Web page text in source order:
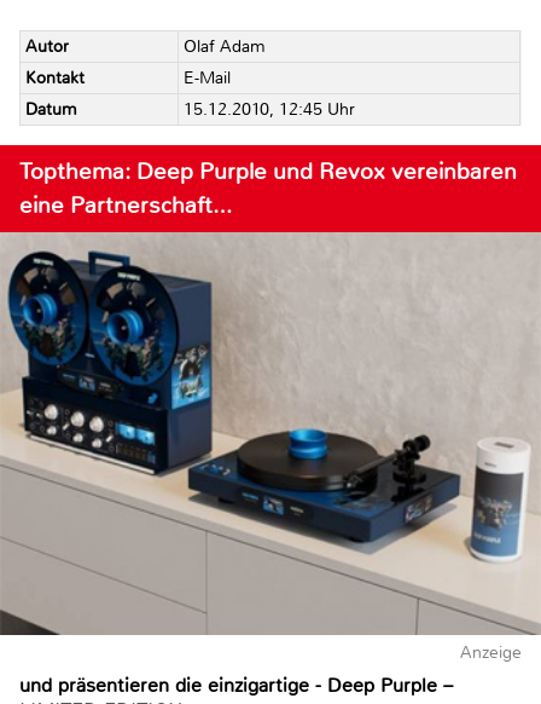
Autor
Olaf Adam
Kontakt
E-Mail
Datum
15.12.2010, 12:45 Uhr
Topthema: Deep Purple und Revox vereinbaren
eine Partnerschaft…
Anzeige
und präsentieren die einzigartige - Deep Purple –